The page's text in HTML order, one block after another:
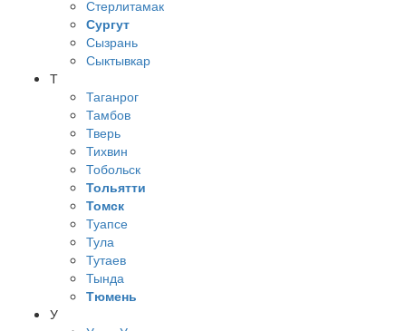
Стерлитамак
Сургут
Сызрань
Сыктывкар
Т
Таганрог
Тамбов
Тверь
Тихвин
Тобольск
Тольятти
Томск
Туапсе
Тула
Тутаев
Тында
Тюмень
У